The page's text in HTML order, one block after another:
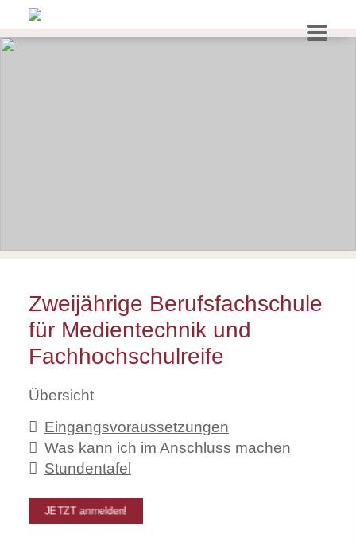
Zweijährige Berufsfachschule
für Medientechnik und
Fachhochschulreife
Übersicht
Eingangsvoraussetzungen
Was kann ich im Anschluss machen
Stundentafel
JETZT anmelden!